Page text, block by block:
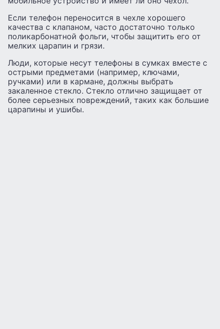
Если телефон переносится в чехле хорошего
качества с клапаном, часто достаточно только
поликарбонатной фольги, чтобы защитить его от
мелких царапин и грязи.
Люди, которые несут телефоны в сумках вместе с
острыми предметами (например, ключами,
ручками) или в кармане, должны выбрать
закаленное стекло. Стекло отлично защищает от
более серьезных повреждений, таких как большие
царапины и ушибы.